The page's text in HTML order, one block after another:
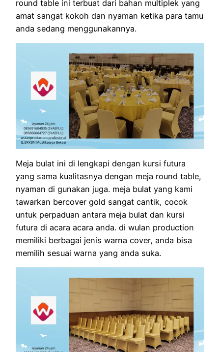
round table ini terbuat dari bahan multiplek yang
amat sangat kokoh dan nyaman ketika para tamu
anda sedang menggunakannya.
Meja bulat ini di lengkapi dengan kursi futura
yang sama kualitasnya dengan meja round table,
nyaman di gunakan juga. meja bulat yang kami
tawarkan bercover gold sangat cantik, cocok
untuk perpaduan antara meja bulat dan kursi
futura di acara acara anda. di wulan production
memiliki berbagai jenis warna cover, anda bisa
memilih sesuai warna yang anda suka.